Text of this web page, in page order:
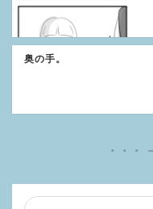
奥の手。